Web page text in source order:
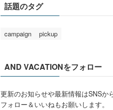
話題のタグ
campaign pickup
AND VACATIONをフォロー
更新のお知らせや最新情報はSNSか
フォロー＆いいねもお願いします。